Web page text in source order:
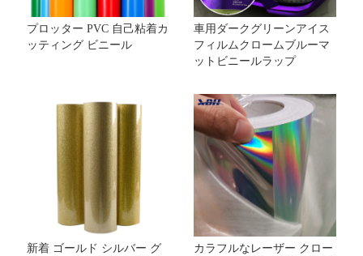
プロッター PVC 自己粘着カ
ッティング ビニール
車用ダークグリーンアイス
フィルムクロームブルーマ
ットビニールラップ
新着 ゴールド シルバー グ
カラフルなレーザー クロー